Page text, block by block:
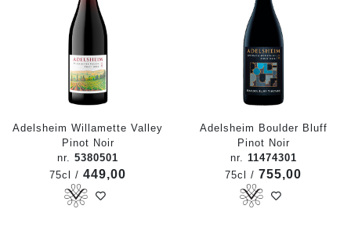
Adelsheim Willamette Valley
Pinot Noir
nr. 5380501
75cl / 449,00
Adelsheim Boulder Bluff
Pinot Noir
nr. 11474301
75cl / 755,00